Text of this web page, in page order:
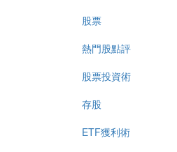
股票
熱門股點評
股票投資術
存股
ETF獲利術